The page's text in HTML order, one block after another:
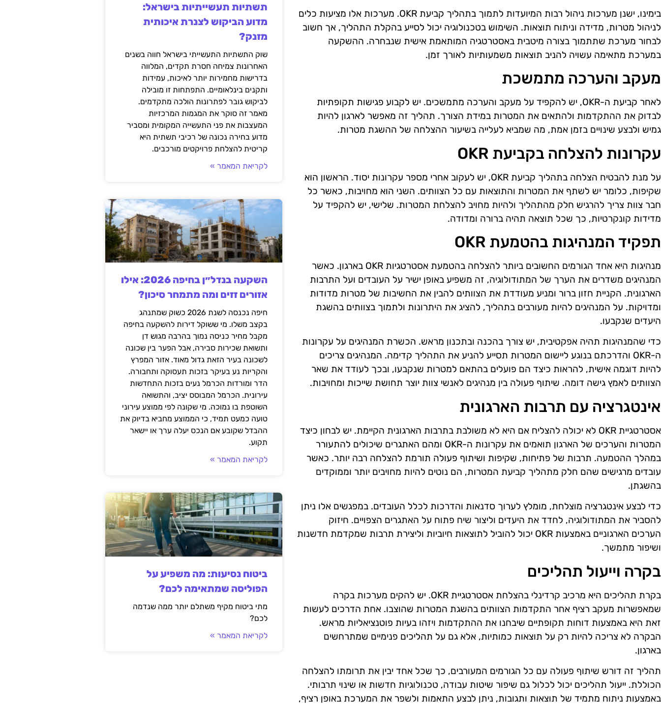
בימינו, ישנן מערכות ניהול רבות המיועדות לתמוך בתהליך קביעת OKR. מערכות אלו מציעות כלים
לניהול מטרות, מדידה וניתוח תוצאות. השימוש בטכנולוגיה יכול לסייע בהקלת התהליך, אך חשוב
לבחור מערכת שתתמוך בצורה מיטבית באסטרטגיה המותאמת אישית שנבחרה. ההשקעה
במערכת מתאימה עשויה להניב תוצאות משמעותיות לאורך זמן.
מעקב והערכה מתמשכת
לאחר קביעת ה-OKR, יש להקפיד על מעקב והערכה מתמשכים. יש לקבוע פגישות תקופתיות
לבדוק את ההתקדמות ולהתאים את המטרות במידת הצורך. תהליך זה מאפשר לארגון להיות
גמיש ולבצע שינויים בזמן אמת, מה שמביא לעלייה בשיעור ההצלחה של ההשגת מטרות.
עקרונות להצלחה בקביעת OKR
על מנת להבטיח הצלחה בתהליך קביעת OKR, יש לעקוב אחרי מספר עקרונות יסוד. הראשון הוא
שקיפות, כלומר יש לשתף את המטרות והתוצאות עם כל הצוותים. השני הוא מחויבות, כאשר כל
חבר צוות צריך להרגיש חלק מהתהליך ולהיות מחויב להצלחת המטרות. שלישי, יש להקפיד על
מדידות קונקרטיות, כך שכל תוצאה תהיה ברורה ומדודה.
תפקיד המנהיגות בהטמעת OKR
מנהיגות היא אחד הגורמים החשובים ביותר להצלחה בהטמעת אסטרטגיות OKR בארגון. כאשר
המנהיגים משדרים את הערך של המתודולוגיה, זה משפיע באופן ישיר על העובדים ועל התרבות
הארגונית. הקניית חזון ברור ומניע מעודדת את הצוותים להבין את החשיבות של מטרות מדודות
ומדויקות. על המנהיגים להיות מעורבים בתהליך, להציג את היתרונות ולתמוך בצוותים בהשגת
היעדים שנקבעו.
כדי שהמנהיגות תהיה אפקטיבית, יש צורך בהכנה ובתכנון מראש. הכשרת המנהיגים על עקרונות
ה-OKR והדרכתם בנוגע ליישום המטרות תסייע להניע את התהליך קדימה. המנהיגים צריכים
להיות דוגמה אישית, להראות כיצד הם פועלים בהתאם למטרות שנקבעו, ובכך לעודד את שאר
הצוותים לאמץ גישה דומה. שיתוף פעולה בין מנהיגים לאנשי צוות יוצר תחושת שייכות ומחויבות.
אינטגרציה עם תרבות הארגונית
אסטרטגיית OKR לא יכולה להצליח אם היא לא משולבת בתרבות הארגונית הקיימת. יש לבחון כיצד
המטרות והערכים של הארגון תואמים את עקרונות ה-OKR ומהם האתגרים שיכולים להתעורר
במהלך ההטמעה. תרבות של פתיחות, שקיפות ושיתוף פעולה תורמת להצלחה רבה יותר. כאשר
עובדים מרגישים שהם חלק מתהליך קביעת המטרות, הם נוטים להיות מחויבים יותר וממוקדים
בהשגתן.
כדי לבצע אינטגרציה מוצלחת, מומלץ לערוך סדנאות והדרכות לכלל העובדים. במפגשים אלו ניתן
להסביר את המתודולוגיה, לחדד את היעדים וליצור שיח פתוח על האתגרים הצפויים. חיזוק
הערכים הארגוניים באמצעות OKR יכול להוביל לתוצאות חיוביות וליצירת תרבות שמקדמת חדשנות
ושיפור מתמשך.
בקרה וייעול תהליכים
בקרת תהליכים היא מרכיב קרדינלי בהצלחת אסטרטגיית OKR. יש להקים מערכות בקרה
שמאפשרות מעקב רציף אחר התקדמות הצוותים בהשגת המטרות שהוצבו. אחת הדרכים לעשות
זאת היא באמצעות דוחות תקופתיים שיבחנו את ההתקדמות ויזהו בעיות פוטנציאליות מראש.
הבקרה לא צריכה להיות רק על תוצאות כמותיות, אלא גם על תהליכים פנימיים שמתרחשים
בארגון.
תהליך זה דורש שיתוף פעולה עם כל הגורמים המעורבים, כך שכל אחד יבין את תרומתו להצלחה
הכוללת. ייעול תהליכים יכול לכלול גם שיפור שיטות עבודה, טכנולוגיות חדשות או שינוי תרבותי.
באמצעות ניתוח מתמיד של תוצאות ותגובות, ניתן לבצע התאמות ולשפר את המערכת באופן רציף,
תשתיות תעשייתיות בישראל:
מדוע הביקוש לצנרת איכותית
מזנק?
שוק התשתיות התעשייתי בישראל חווה בשנים
האחרונות צמיחה חסרת תקדים, המלווה
בדרישות מחמירות יותר לאיכות, עמידות
ותקנים בינלאומיים. התפתחות זו מובילה
לביקוש גובר לפתרונות הולכה מתקדמים.
מאמר זה סוקר את המגמות המרכזיות
המעצבות את פני התעשייה המקומית ומסביר
מדוע בחירה נכונה של רכיבי תשתית היא
קריטית להצלחת פרויקטים מורכבים.
לקריאת המאמר »
השקעה בנדל״ן בחיפה 2026: אילו
אזורים זזים ומה מתמחר סיכון?
חיפה נכנסה לשנת 2026 כשוק שמתנהג
בקצב משלו. מי ששוקל דירות להשקעה בחיפה
מקבל מחיר כניסה נמוך בהרבה מגוש דן
ותשואת שכירות סבירה, אבל הפער בין שכונה
לשכונה בעיר הזאת גדול מאוד. אזור המפרץ
והקריות נע בעיקר בזכות תעסוקה ותחבורה.
הדר ומורדות הכרמל נעים בזכות התחדשות
עירונית. הכרמל המבוסס יציב, והתשואה
השוטפת בו נמוכה. מי שקונה לפי ממוצע עירוני
טועה כמעט תמיד, כי הממוצע מחביא בדיוק את
ההבדל שקובע אם הנכס יעלה ערך או יישאר
תקוע.
לקריאת המאמר »
ביטוח נסיעות: מה משפיע על
הפוליסה שמתאימה לכם?
מתי ביטוח מקיף משתלם יותר ממה שנדמה
לכם?
לקריאת המאמר »